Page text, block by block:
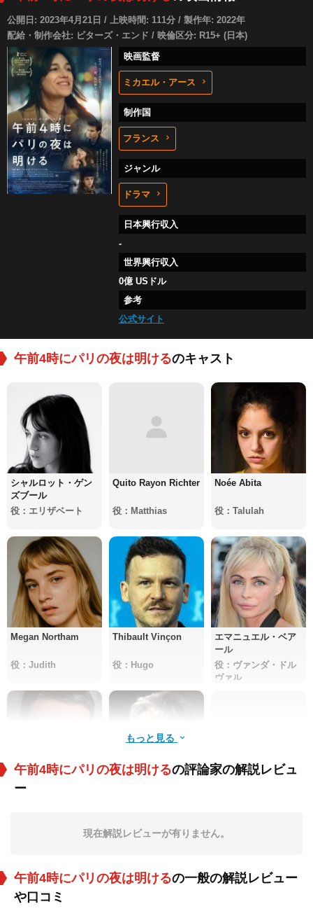
公開日: 2023年4月21日 / 上映時間: 111分 / 製作年: 2022年
配給・制作会社: ビターズ・エンド / 映倫区分: R15+ (日本)
映画監督
ミカエル・アース
制作国
フランス
ジャンル
ドラマ
日本興行収入
-
世界興行収入
0億 USドル
参考
公式サイト
午前4時にパリの夜は明けるのキャスト
シャルロット・ゲン
ズブール
役：エリザベート
Quito Rayon Richter
役：Matthias
Noée Abita
役：Talulah
Megan Northam
役：Judith
Thibault Vinçon
役：Hugo
エマニュエル・ベア
ール
役：ヴァンダ・ドル
ヴァル
ロラン・ポワトルノ
もっと見る
午前4時にパリの夜は明けるの評論家の解説レビュ
ー
現在解説レビューが有りません。
午前4時にパリの夜は明けるの一般の解説レビュー
や口コミ